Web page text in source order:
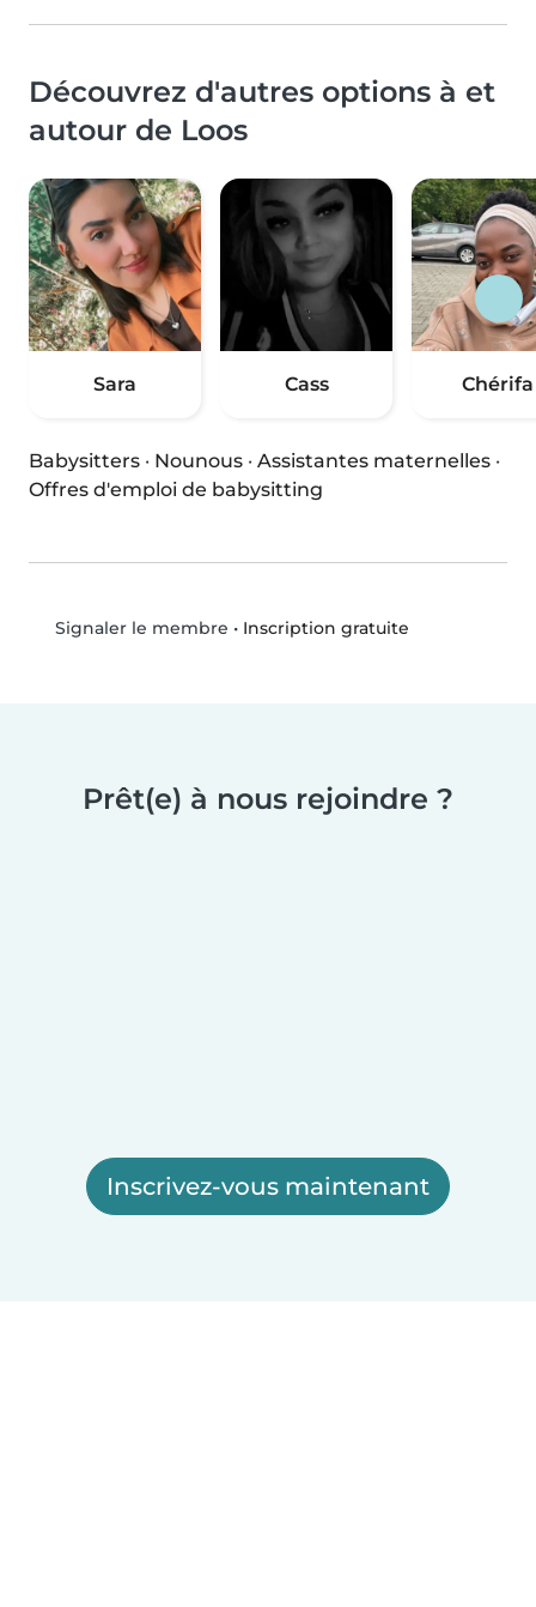
Découvrez d'autres options à et
autour de Loos
Sara Cass Chérifa
Babysitters · Nounous · Assistantes maternelles ·
Offres d'emploi de babysitting
Signaler le membre • Inscription gratuite
Prêt(e) à nous rejoindre ?
Inscrivez-vous maintenant